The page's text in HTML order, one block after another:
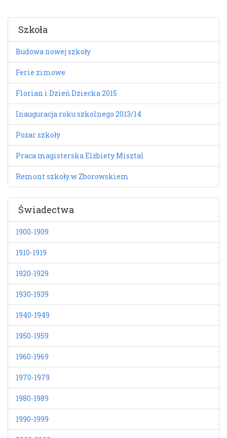
Szkoła
Budowa nowej szkoły
Ferie zimowe
Florian i Dzień Dziecka 2015
Inauguracja roku szkolnego 2013/14
Pożar szkoły
Praca magisterska Elżbiety Misztal
Remont szkoły w Zborowskiem
Świadectwa
1900-1909
1910-1919
1920-1929
1930-1939
1940-1949
1950-1959
1960-1969
1970-1979
1980-1989
1990-1999